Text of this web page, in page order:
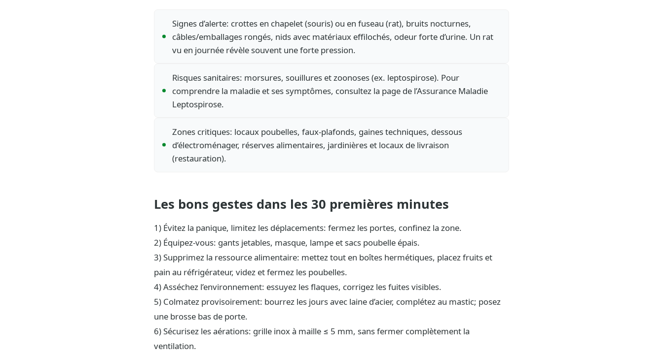
Signes d’alerte: crottes en chapelet (souris) ou en fuseau (rat), bruits nocturnes,
câbles/emballages rongés, nids avec matériaux effilochés, odeur forte d’urine. Un rat
vu en journée révèle souvent une forte pression.
Risques sanitaires: morsures, souillures et zoonoses (ex. leptospirose). Pour
comprendre la maladie et ses symptômes, consultez la page de l’Assurance Maladie
Leptospirose.
Zones critiques: locaux poubelles, faux-plafonds, gaines techniques, dessous
d’électroménager, réserves alimentaires, jardinières et locaux de livraison
(restauration).
Les bons gestes dans les 30 premières minutes
1) Évitez la panique, limitez les déplacements: fermez les portes, confinez la zone.
2) Équipez-vous: gants jetables, masque, lampe et sacs poubelle épais.
3) Supprimez la ressource alimentaire: mettez tout en boîtes hermétiques, placez fruits et
pain au réfrigérateur, videz et fermez les poubelles.
4) Asséchez l’environnement: essuyez les flaques, corrigez les fuites visibles.
5) Colmatez provisoirement: bourrez les jours avec laine d’acier, complétez au mastic; posez
une brosse bas de porte.
6) Sécurisez les aérations: grille inox à maille ≤ 5 mm, sans fermer complètement la
ventilation.